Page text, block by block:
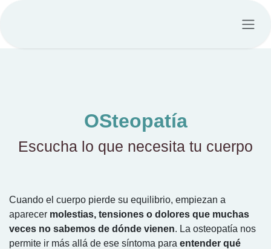
OSteopatía
Escucha lo que necesita tu cuerpo
Cuando el cuerpo pierde su equilibrio, empiezan a
aparecer molestias, tensiones o dolores que muchas
veces no sabemos de dónde vienen. La osteopatía nos
permite ir más allá de ese síntoma para entender qué